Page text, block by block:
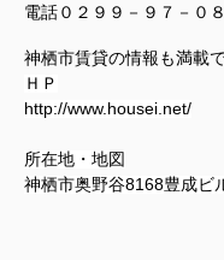
電話０２９９－９７－０
神栖市賃貸の情報も満載
ＨＰ
http://www.housei.net/
所在地・地図
神栖市奥野谷8168豊成ビ